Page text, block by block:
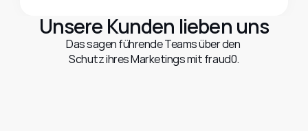
Unsere Kunden lieben uns
Das sagen führende Teams über den
Schutz ihres Marketings mit fraud0.